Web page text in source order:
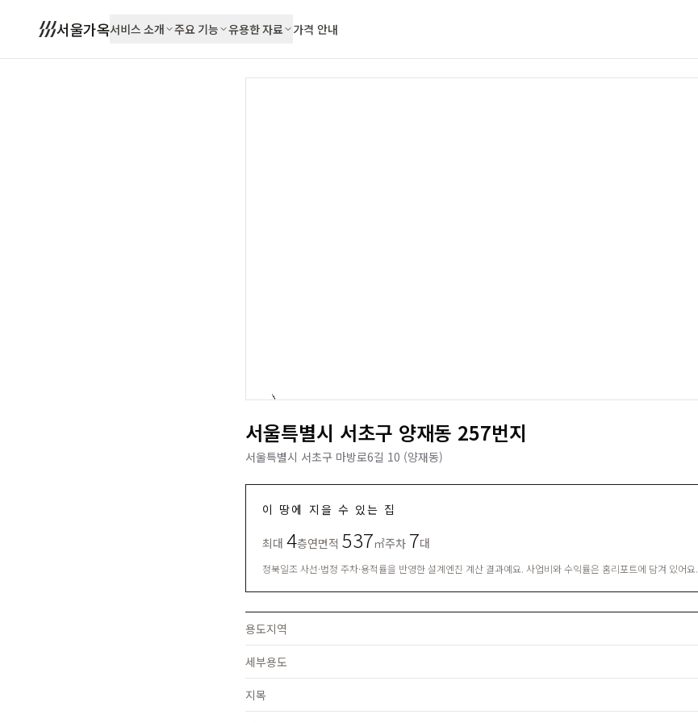
서울가옥서비스 소개 주요 기능 유용한 자료 가격 안내
서울특별시 서초구 양재동 257번지
서울특별시 서초구 마방로6길 10 (양재동)
이 땅에 지을 수 있는 집
최대 4층연면적 537㎡주차 7대
정북일조 사선·법정 주차·용적률을 반영한 설계엔진 계산 결과예요. 사업비와 수익률은 홈리포트에 담겨 있어요.
용도지역
세부용도
지목